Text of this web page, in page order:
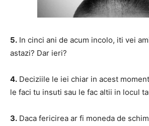
5. In cinci ani de acum incolo, iti vei
astazi? Dar ieri?
4. Deciziile le iei chiar in acest
le faci tu insuti sau le fac altii in locul
3. Daca fericirea ar fi moneda de